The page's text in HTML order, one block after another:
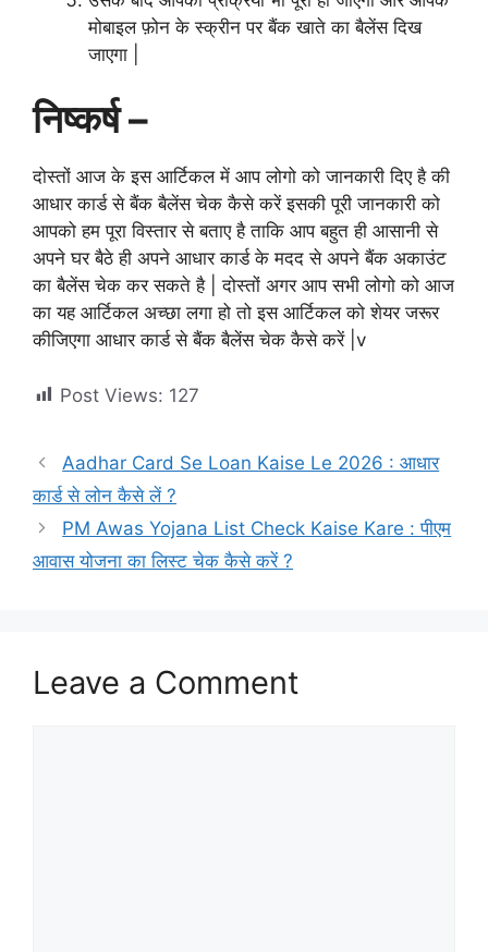
मोबाइल फ़ोन के स्क्रीन पर बैंक खाते का बैलेंस दिख
जाएगा |
निष्कर्ष –
दोस्तों आज के इस आर्टिकल में आप लोगो को जानकारी दिए है की
आधार कार्ड से बैंक बैलेंस चेक कैसे करें इसकी पूरी जानकारी को
आपको हम पूरा विस्तार से बताए है ताकि आप बहुत ही आसानी से
अपने घर बैठे ही अपने आधार कार्ड के मदद से अपने बैंक अकाउंट
का बैलेंस चेक कर सकते है | दोस्तों अगर आप सभी लोगो को आज
का यह आर्टिकल अच्छा लगा हो तो इस आर्टिकल को शेयर जरूर
कीजिएगा आधार कार्ड से बैंक बैलेंस चेक कैसे करें |v
Post Views: 127
Aadhar Card Se Loan Kaise Le 2026 : आधार
कार्ड से लोन कैसे लें ?
PM Awas Yojana List Check Kaise Kare : पीएम
आवास योजना का लिस्ट चेक कैसे करें ?
Leave a Comment